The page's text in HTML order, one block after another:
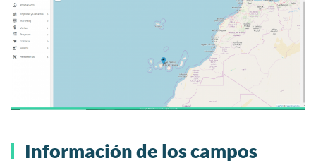
Información de los campos